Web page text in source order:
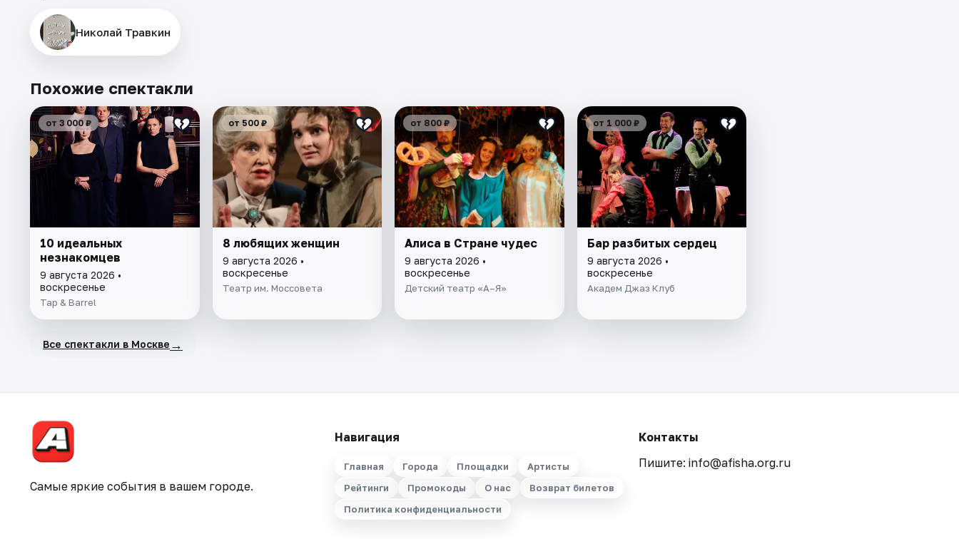
Николай Травкин
Похожие спектакли
от 3 000 ₽
10 идеальных
незнакомцев
9 августа 2026 •
воскресенье
Tap & Barrel
от 500 ₽
8 любящих женщин
9 августа 2026 •
воскресенье
Театр им. Моссовета
от 800 ₽
Алиса в Стране чудес
9 августа 2026 •
воскресенье
Детский театр «А–Я»
от 1 000 ₽
Бар разбитых сердец
9 августа 2026 •
воскресенье
Академ Джаз Клуб
Все спектакли в Москве →
Самые яркие события в вашем городе.
Навигация
Главная Города Площадки
Артисты
Рейтинги
Промокоды О нас
Возврат билетов
Политика конфиденциальности
Контакты
Пишите: info@afisha.org.ru